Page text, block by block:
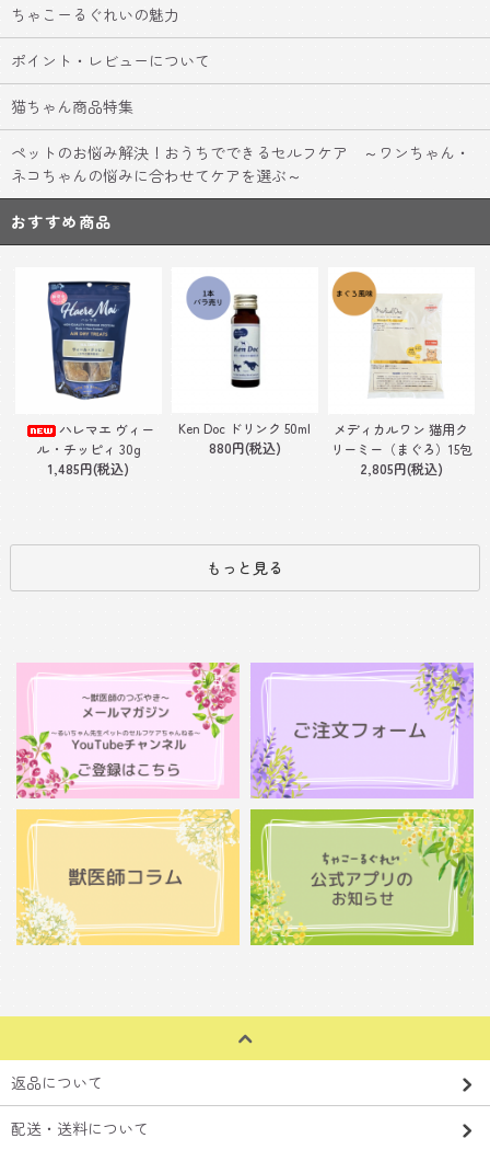
ちゃこーるぐれいの魅力
ポイント・レビューについて
猫ちゃん商品特集
ペットのお悩み解決！おうちでできるセルフケア ～ワンちゃん・
ネコちゃんの悩みに合わせてケアを選ぶ～
おすすめ商品
ハレマエ ヴィー
ル・チッピィ 30g
1,485円(税込)
Ken Doc ドリンク 50ml
880円(税込)
メディカルワン 猫用ク
リーミー（まぐろ）15包
2,805円(税込)
もっと見る
返品について
配送・送料について